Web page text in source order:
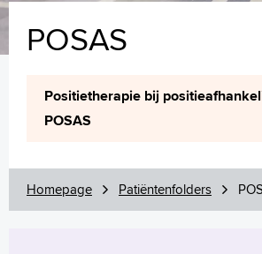
Zoeken
POSAS
Positietherapie bij
POSAS
Homepage Patiëntenfolders